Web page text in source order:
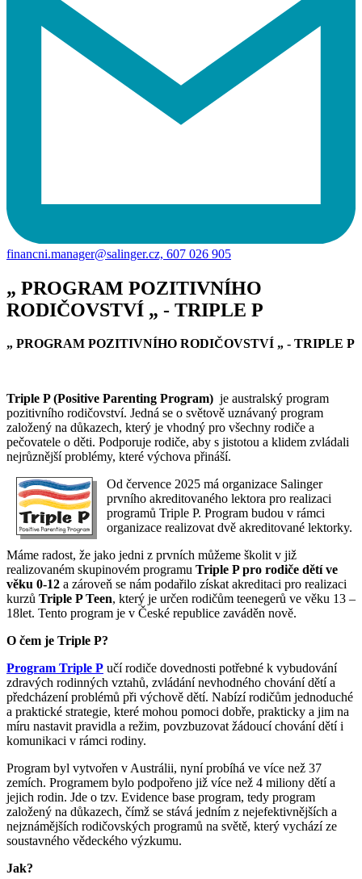
financni.manager@salinger.cz, 607 026 905
„ PROGRAM POZITIVNÍHO
RODIČOVSTVÍ „ - TRIPLE P
„ PROGRAM POZITIVNÍHO RODIČOVSTVÍ „ - TRIPLE P
Triple P (Positive Parenting Program) je australský program
pozitivního rodičovství. Jedná se o světově uznávaný program
založený na důkazech, který je vhodný pro všechny rodiče a
pečovatele o děti. Podporuje rodiče, aby s jistotou a klidem zvládali
nejrůznější problémy, které výchova přináší.
Od července 2025 má organizace Salinger
prvního akreditovaného lektora pro realizaci
programů Triple P. Program budou v rámci
organizace realizovat dvě akreditované lektorky.
Máme radost, že jako jedni z prvních můžeme školit v již
realizovaném skupinovém programu Triple P pro rodiče dětí ve
věku 0-12 a zároveň se nám podařilo získat akreditaci pro realizaci
kurzů Triple P Teen, který je určen rodičům teenegerů ve věku 13 –
18let. Tento program je v České republice zaváděn nově.
O čem je Triple P?
Program Triple P učí rodiče dovednosti potřebné k vybudování
zdravých rodinných vztahů, zvládání nevhodného chování dětí a
předcházení problémů při výchově dětí. Nabízí rodičům jednoduché
a praktické strategie, které mohou pomoci dobře, prakticky a jim na
míru nastavit pravidla a režim, povzbuzovat žádoucí chování dětí i
komunikaci v rámci rodiny.
Program byl vytvořen v Austrálii, nyní probíhá ve více než 37
zemích. Programem bylo podpořeno již více než 4 miliony dětí a
jejich rodin. Jde o tzv. Evidence base program, tedy program
založený na důkazech, čímž se stává jedním z nejefektivnějších a
nejznámějších rodičovských programů na světě, který vychází ze
soustavného vědeckého výzkumu.
Jak?